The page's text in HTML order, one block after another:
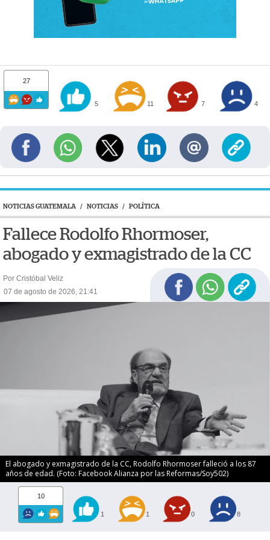
27
5 11 7 4
NOTICIAS GUATEMALA / NOTICIAS / POLÍTICA
Fallece Rodolfo Rhormoser,
abogado y exmagistrado de la CC
Por Cristóbal Veliz
07 de agosto de 2026, 21:41
El abogado y exmagistrado de la CC, Rodolfo Rhormoser falleció a los 87
años de edad. (Foto: Facebook Alianza por las Reformas/Soy502)
10
1 1 0 8